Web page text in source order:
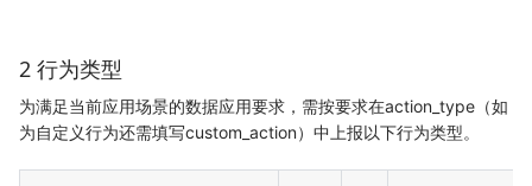
2 行为类型
为满足当前应用场景的数据应用要求，需按要求在action_type（如
为自定义行为还需填写custom_action）中上报以下行为类型。